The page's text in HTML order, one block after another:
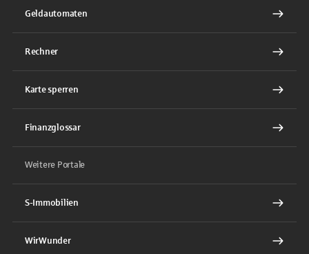
Geldautomaten
Rechner
Karte sperren
Finanzglossar
Weitere Portale
S-Immobilien
WirWunder